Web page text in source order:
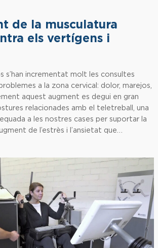
de la musculatura
els vertígens i
s’han incrementat molt les consultes
a la zona cervical: dolor, marejos,
aquest augment es degui en gran
relacionades amb el teletreball, una
a les nostres cases per suportar la
de l’estrès i l’ansietat que…